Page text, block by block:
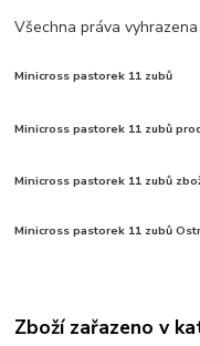
Všechna práva
Minicross pastorek 11 zubů
Minicross pastorek 11 zubů
Minicross pastorek 11 zubů
Minicross pastorek 11 zubů
Zboží zařazeno v